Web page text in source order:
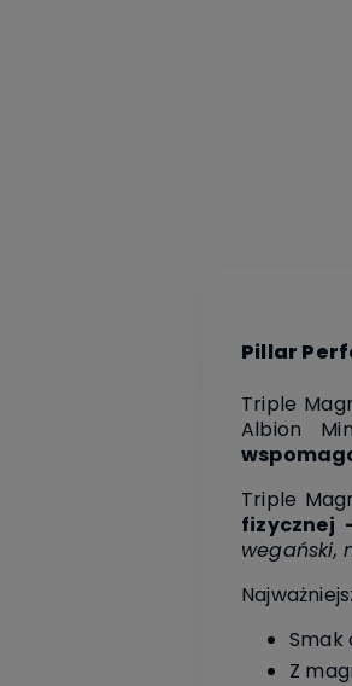
Pillar
Triple
Albion
Triple
fizycznej
wegański,
Smak
Z